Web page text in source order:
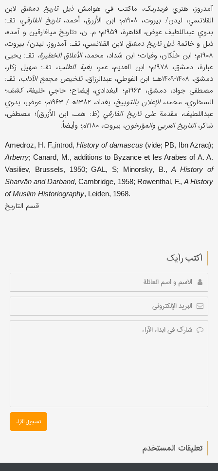
آمدروز، هنري فریدریک، ماکتب في هوامشذیل تاریخ دمشق لابن
القلانسي، لیدن/ بیروت، ۱۹۰۸م؛ ابن الأزرق، أحمد،
تاریخ الفارقي، تقـ:
بدوي عبداللطیف عوض، القاهرة، ۱۹۵۹م؛ م. ن، «تاریخ میافارقین و آمد»،
ذیل و خاتمةذیل تاریخ دمشق لابن القلانسي، تقـ: آمدروز، لیدن/ بیروت،
۱۹۰۸م؛ ابن خلّکان، وفیات؛ ابن شداد، محمد،
الأعلاق الخطیرة، تقـ: یحیی
عبارة، دمشق، ۱۹۷۸م؛ ابن العدیم، عمر،
بغیة الطلب، تقـ: سهیل زکار،
دمشق، ۱۴۰۸-۱۴۰۹هـ؛ ابن الفوطي، عبدالرزاق،
تلخیص مجمع الآداب، تقـ:
مصطفی جواد، دمشق، ۱۹۶۳م؛ البغدادي، إیضاح؛ حاجي خلیفة،
کشف؛
السخاوي، محمد،الإعلان بالتوبیخ
، بغداد، ۱۳۸۲هـ/ ۱۹۶۳م؛ عوض، بدوي
عبداللطیف، مقدمة علی تاریخ الفارقي (ظ: همـ، ابن الأزرق)؛ مصطفی،
شاکر،التاریخ العربي والمؤرخون، بیروت، ۱۹۸۰م؛ وأیضاً:
Amedroz, H. F.,introd, History of damascus (vide; PB, Ibn Azraq);
Arberry; Canard, M., additions to Byzance et les Arabes of A. A.
Vasiliev, Brussels, 1950; GAL, S; Minorsky, B.,A History of
Sharvān and Darband, Cambridge, 1958; Rowenthal, F., A History
of Muslim Historiography, Leiden, 1968.
قسم التاریخ
أکتب رأیك
تسجیل الآراء
تعليقات المستخدم